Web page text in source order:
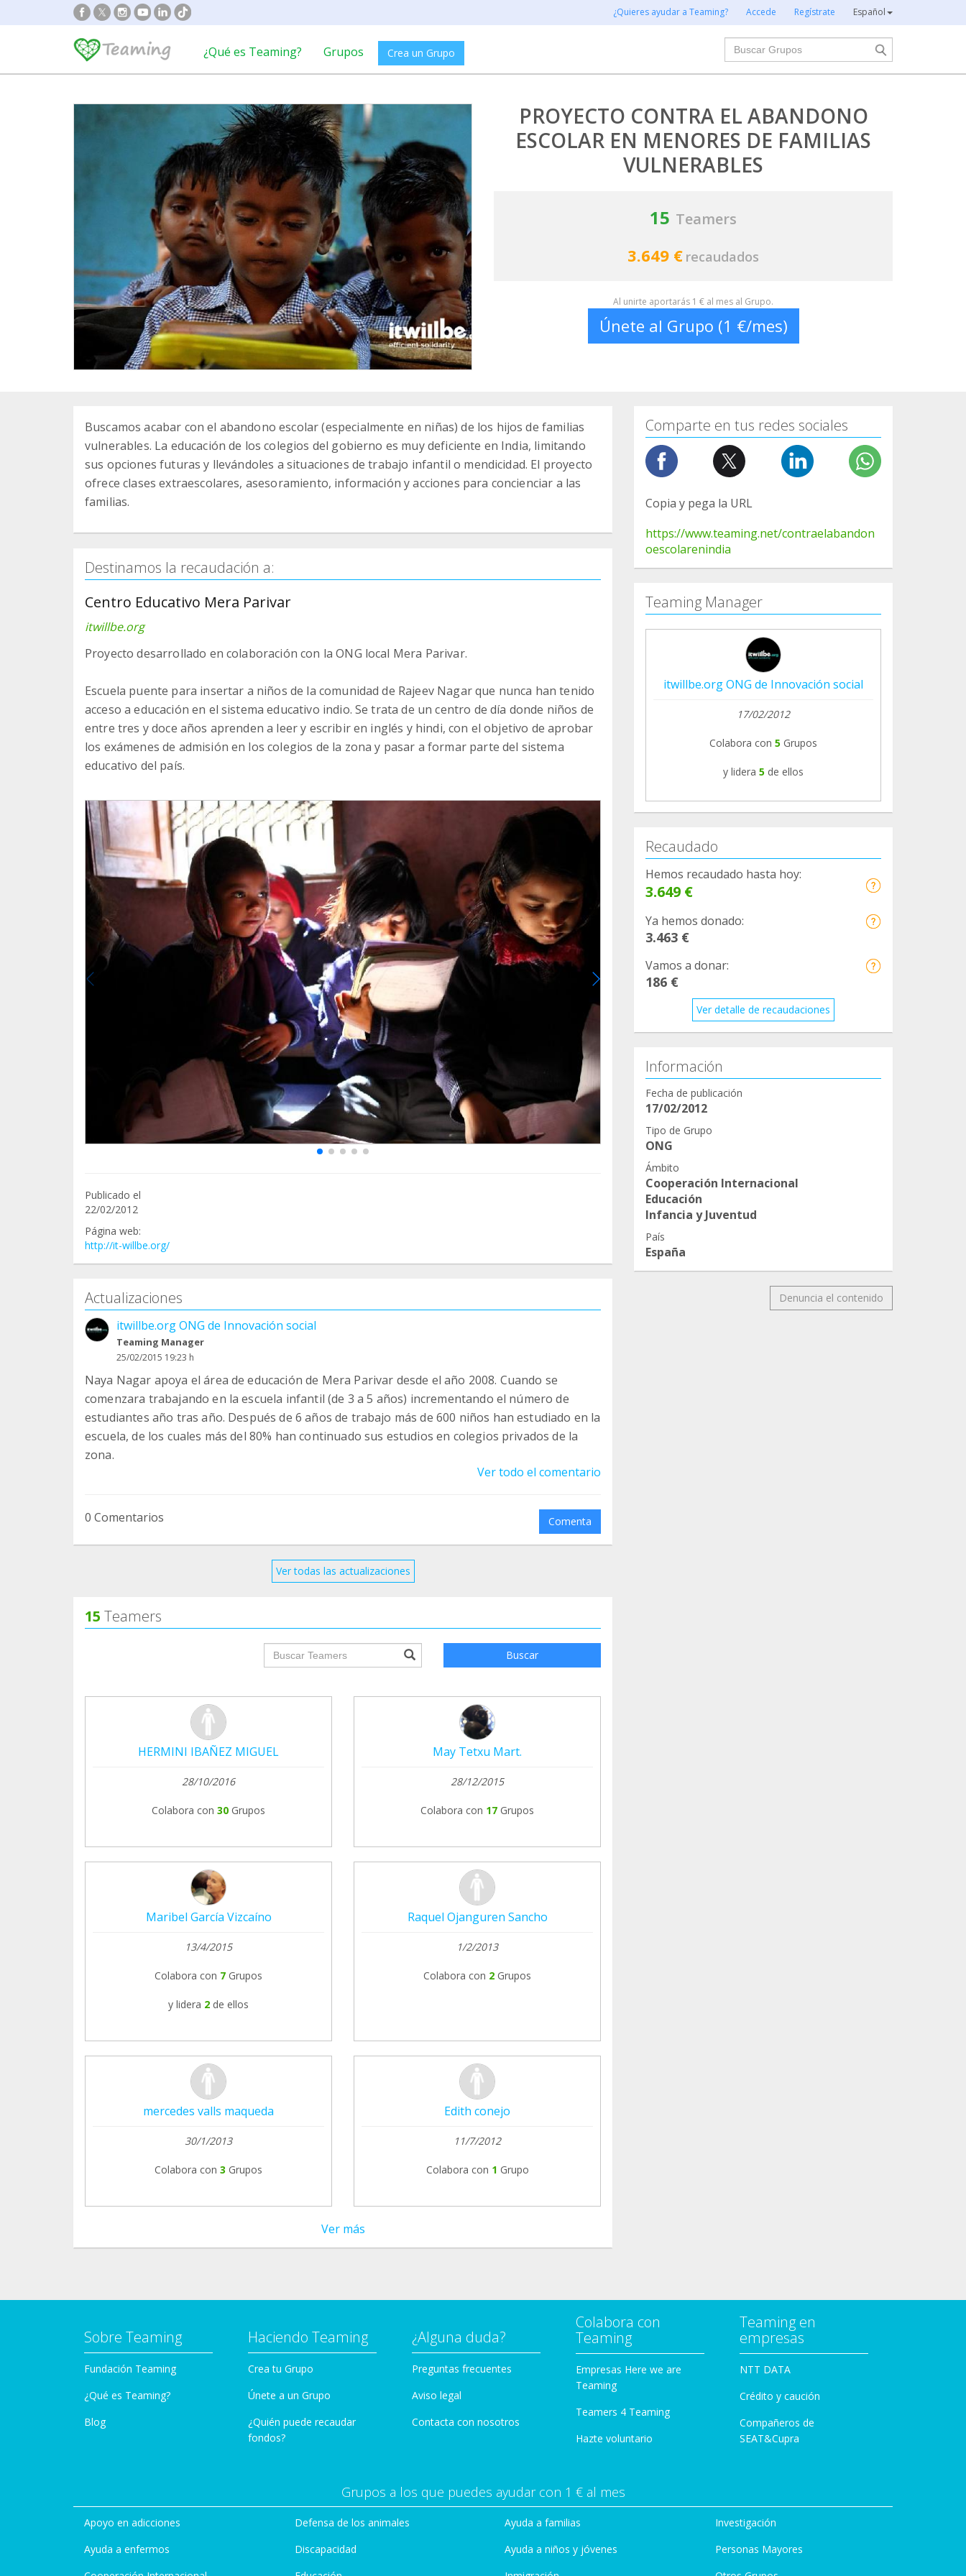
¿Quieres ayudar a Teaming? Accede Regístrate Español
¿Qué es Teaming? Grupos Crea un Grupo
Buscar
PROYECTO CONTRA EL ABANDONO
ESCOLAR EN MENORES DE FAMILIAS
VULNERABLES
15 Teamers
3.649 € recaudados
Al unirte aportarás 1 € al mes al Grupo.
Únete al Grupo (1 €/mes)
Buscamos acabar con el abandono escolar (especialmente en niñas) de los hijos de familias
vulnerables. La educación de los colegios del gobierno es muy deficiente en India, limitando
sus opciones futuras y llevándoles a situaciones de trabajo infantil o mendicidad. El proyecto
ofrece clases extraescolares, asesoramiento, información y acciones para concienciar a las
familias.
Destinamos la recaudación a:
Centro Educativo Mera Parivar
itwillbe.org
Proyecto desarrollado en colaboración con la ONG local Mera Parivar.
Escuela puente para insertar a niños de la comunidad de Rajeev Nagar que nunca han tenido
acceso a educación en el sistema educativo indio. Se trata de un centro de día donde niños de
entre tres y doce años aprenden a leer y escribir en inglés y hindi, con el objetivo de aprobar
los exámenes de admisión en los colegios de la zona y pasar a formar parte del sistema
educativo del país.
Publicado el
22/02/2012
Página web:
http://it-willbe.org/
Actualizaciones
itwillbe.org ONG de Innovación social
Teaming Manager
25/02/2015 19:23 h
Naya Nagar apoya el área de educación de Mera Parivar desde el año 2008. Cuando se
comenzara trabajando en la escuela infantil (de 3 a 5 años) incrementando el número de
estudiantes año tras año. Después de 6 años de trabajo más de 600 niños han estudiado en la
escuela, de los cuales más del 80% han continuado sus estudios en colegios privados de la
zona.
Ver todo el comentario
0 Comentarios Comenta
Ver todas las actualizaciones
15 Teamers
groupProfile.searchForm.search.text??? Buscar
HERMINI IBAÑEZ MIGUEL
28/10/2016
Colabora con 30 Grupos
May Tetxu Mart.
28/12/2015
Colabora con 17 Grupos
Maribel García Vizcaíno
13/4/2015
Colabora con 7 Grupos
y lidera 2 de ellos
Raquel Ojanguren Sancho
1/2/2013
Colabora con 2 Grupos
mercedes valls maqueda
30/1/2013
Colabora con 3 Grupos
Edith conejo
11/7/2012
Colabora con 1 Grupo
Ver más
Comparte en tus redes sociales
Copia y pega la URL
https://www.teaming.net/contraelabandon
oescolarenindia
Teaming Manager
itwillbe.org ONG de Innovación social
17/02/2012
Colabora con 5 Grupos
y lidera 5 de ellos
Recaudado
Hemos recaudado hasta hoy:
3.649 €
Ya hemos donado:
3.463 €
Vamos a donar:
186 €
Ver detalle de recaudaciones
Información
Fecha de publicación
17/02/2012
Tipo de Grupo
ONG
Ámbito
Cooperación Internacional
Educación
Infancia y Juventud
País
España
Denuncia el contenido
Sobre Teaming
Fundación Teaming
¿Qué es Teaming?
Blog
Haciendo Teaming
Crea tu Grupo
Únete a un Grupo
¿Quién puede recaudar
fondos?
¿Alguna duda?
Preguntas frecuentes
Aviso legal
Contacta con nosotros
Colabora con
Teaming
Empresas Here we are
Teaming
Teamers 4 Teaming
Hazte voluntario
Teaming en
empresas
NTT DATA
Crédito y caución
Compañeros de
SEAT&Cupra
Grupos a los que puedes ayudar con 1 € al mes
Apoyo en adicciones
Ayuda a enfermos
Defensa de los animales
Discapacidad
Ayuda a familias
Ayuda a niños y jóvenes
Investigación
Personas Mayores